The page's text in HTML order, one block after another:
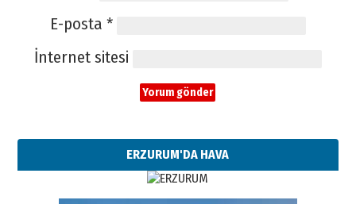
E-posta *
İnternet sitesi
ERZURUM'DA HAVA